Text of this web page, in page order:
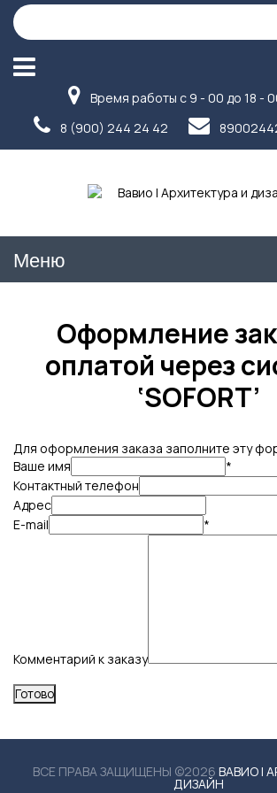
Время работы с 9 - 00 до 18 -
8 (900) 244 24 42
Меню
Оформление
оплатой через
‘SOFORT’
Для оформления заказа заполните эту
Ваше имя
*
Контактный телефон
Адрес
E-mail
*
Комментарий к заказу
ВСЕ ПРАВА ЗАЩИЩЕНЫ ©2026 ВАВИО |
ДИЗАЙН